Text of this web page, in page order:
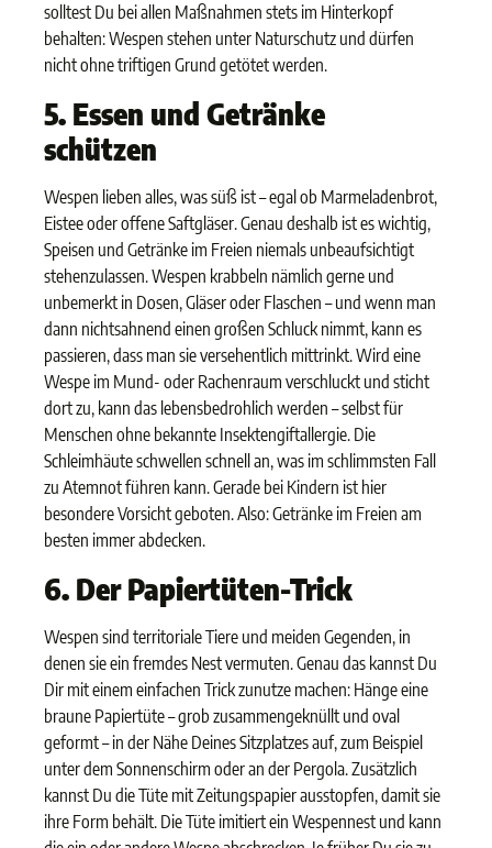
solltest Du bei allen Maßnahmen stets im Hinterkopf
behalten: Wespen stehen unter Naturschutz und dürfen
nicht ohne triftigen Grund getötet werden.
5. Essen und Getränke
schützen
Wespen lieben alles, was süß ist – egal ob Marmeladenbrot,
Eistee oder offene Saftgläser. Genau deshalb ist es wichtig,
Speisen und Getränke im Freien niemals unbeaufsichtigt
stehenzulassen. Wespen krabbeln nämlich gerne und
unbemerkt in Dosen, Gläser oder Flaschen – und wenn man
dann nichtsahnend einen großen Schluck nimmt, kann es
passieren, dass man sie versehentlich mittrinkt. Wird eine
Wespe im Mund- oder Rachenraum verschluckt und sticht
dort zu, kann das lebensbedrohlich werden – selbst für
Menschen ohne bekannte Insektengiftallergie. Die
Schleimhäute schwellen schnell an, was im schlimmsten Fall
zu Atemnot führen kann. Gerade bei Kindern ist hier
besondere Vorsicht geboten. Also: Getränke im Freien am
besten immer abdecken.
6. Der Papiertüten-Trick
Wespen sind territoriale Tiere und meiden Gegenden, in
denen sie ein fremdes Nest vermuten. Genau das kannst Du
Dir mit einem einfachen Trick zunutze machen: Hänge eine
braune Papiertüte – grob zusammengeknüllt und oval
geformt – in der Nähe Deines Sitzplatzes auf, zum Beispiel
unter dem Sonnenschirm oder an der Pergola. Zusätzlich
kannst Du die Tüte mit Zeitungspapier ausstopfen, damit sie
ihre Form behält. Die Tüte imitiert ein Wespennest und kann